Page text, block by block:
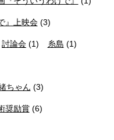
』上映会(3)
討論会 (1) 糸島 (1)
ちゃん (3)
奨励賞(6)